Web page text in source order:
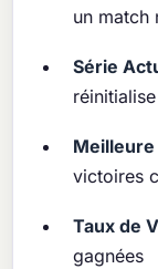
un match
Série
Meilleure
victoires
Taux de
gagnées